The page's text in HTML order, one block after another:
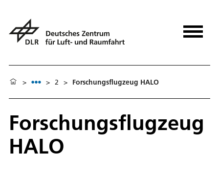
> > 2 > Forschungsflugzeug HALO
Forschungsflugzeug
HALO